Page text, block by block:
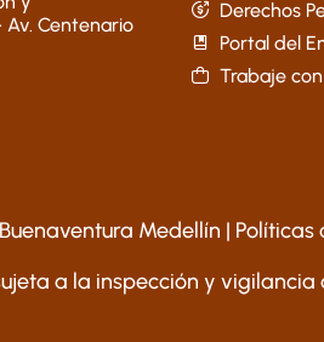
Centenario
Derechos
Portal del
Trabaje
Medellín |
a la inspección y